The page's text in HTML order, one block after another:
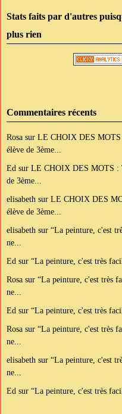
Stats faits par d'autres
plus rien
Commentaires récents
Rosa sur LE CHOIX DES MOTS
élève de 3ème...
Ed sur LE CHOIX DES MOTS :
de 3ème...
elisabeth sur LE CHOIX DES
élève de 3ème...
elisabeth sur “La peinture, c'est
ne...
Ed sur “La peinture, c'est très
Rosa sur “La peinture, c'est très
ne...
Ed sur “La peinture, c'est très
Rosa sur “La peinture, c'est très
ne...
elisabeth sur “La peinture, c'est
ne...
Ed sur “La peinture, c'est très